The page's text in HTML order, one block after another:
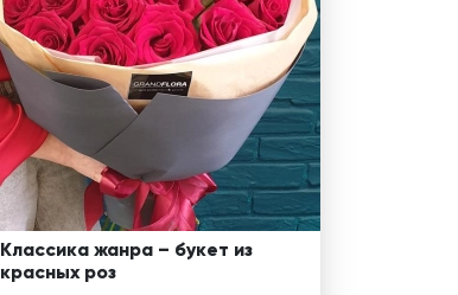
Классика жанра – букет из
красных роз